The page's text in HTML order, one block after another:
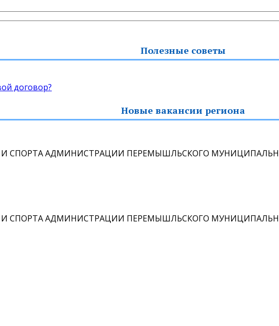
Полезные советы
договор?
Новые вакансии региона
СПОРТА АДМИНИСТРАЦИИ ПЕРЕМЫШЛЬСКОГО
СПОРТА АДМИНИСТРАЦИИ ПЕРЕМЫШЛЬСКОГО